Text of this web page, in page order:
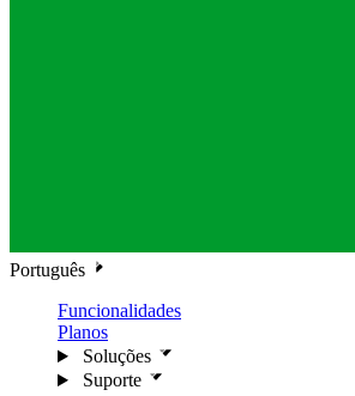
Português
Funcionalidades
Planos
Soluções
Suporte